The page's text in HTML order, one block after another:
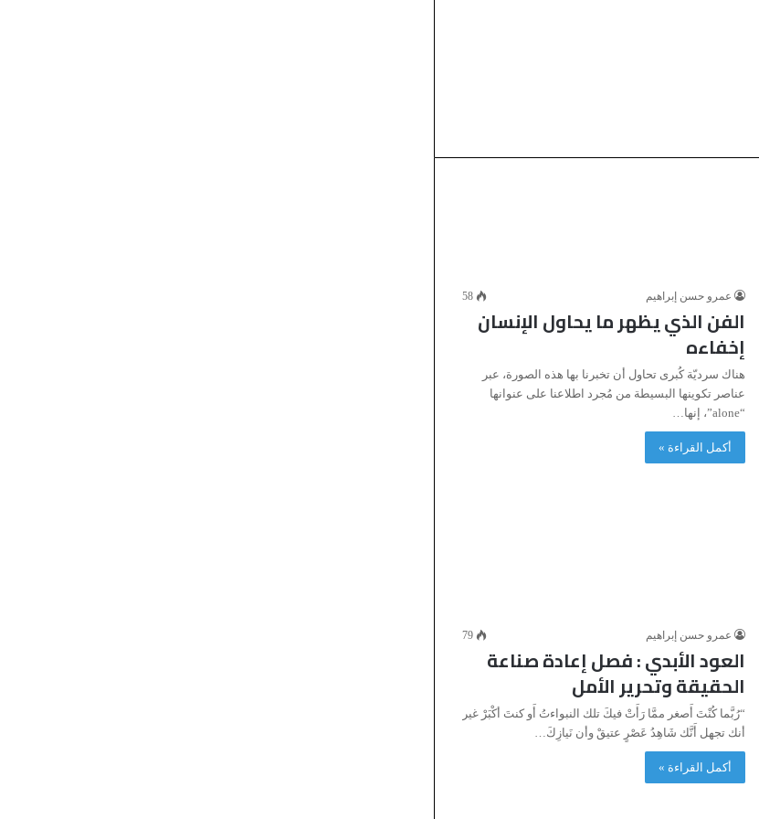
عمرو حسن إبراهيم 58
الفن الذي يظهر ما يحاول الإنسان
إخفاءه
هناك سرديّة كُبرى تحاول أن تخبرنا بها هذه الصورة، عبر
عناصر تكوينها البسيطة من مُجرد اطلاعنا على عنوانها
“alone”، إنها…
أكمل القراءة »
عمرو حسن إبراهيم 79
العود الأبدي : فصل إعادة صناعة
الحقيقة وتحرير الأمل
“رُبَّما كُنْتَ أَصغر ممَّا رَأَتْ فيكَ تلك النبواءتُ أَو كنتَ أكْبَرْ غير
أنك تجهل أَنَّك شَاهِدُ عَصْرٍ عتيقْ وأن نَيازِكَ…
أكمل القراءة »